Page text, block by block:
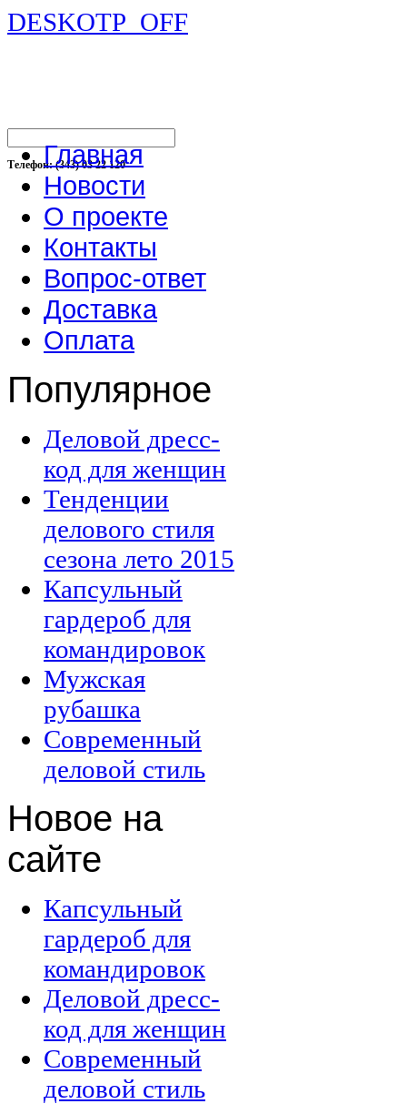
DESKOTP_OFF
Телефон: (343) 03 22 120
Главная
Новости
О проекте
Контакты
Вопрос-ответ
Доставка
Оплата
Популярное
Деловой дресс-
код для женщин
Тенденции
делового стиля
сезона лето 2015
Капсульный
гардероб для
командировок
Мужская
рубашка
Современный
деловой стиль
Новое на
сайте
Капсульный
гардероб для
командировок
Деловой дресс-
код для женщин
Современный
деловой стиль